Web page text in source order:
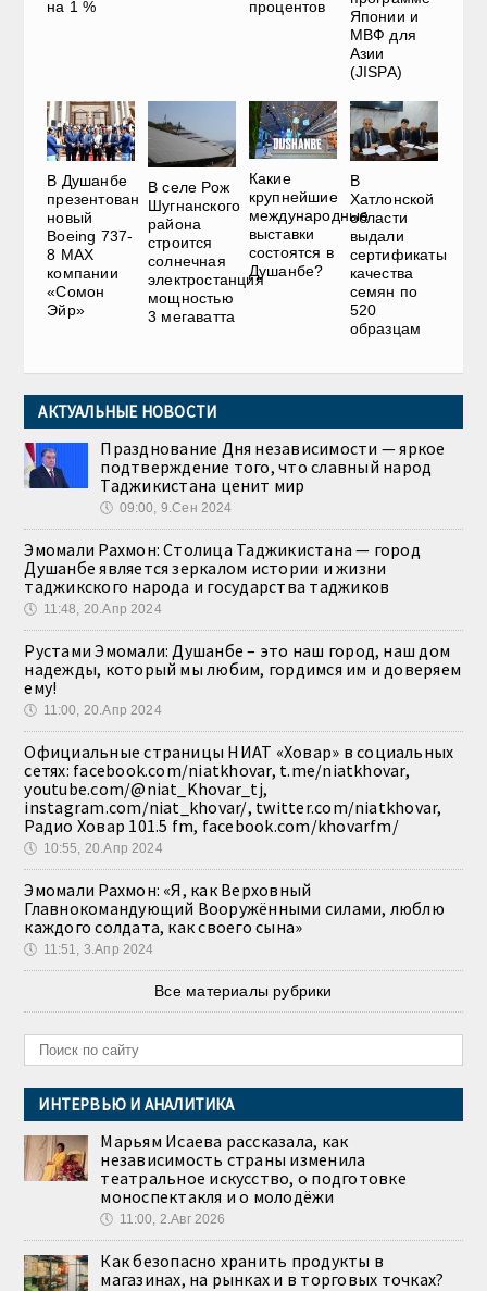
на 1 % процентов
Японии и
МВФ для
Азии
(JISPA)
В Душанбе
презентован
новый
Boeing 737-
8 MAX
компании
«Сомон
Эйр»
В селе Рож
Шугнанского
района
строится
солнечная
электростанция
мощностью
3 мегаватта
Какие
крупнейшие
международные
выставки
состоятся в
Душанбе?
В
Хатлонской
области
выдали
сертификаты
качества
семян по
520
образцам
АКТУАЛЬНЫЕ НОВОСТИ
Празднование Дня независимости — яркое
подтверждение того, что славный народ
Таджикистана ценит мир
🕔 09:00, 9.Сен 2024
Эмомали Рахмон: Столица Таджикистана — город
Душанбе является зеркалом истории и жизни
таджикского народа и государства таджиков
🕔 11:48, 20.Апр 2024
Рустами Эмомали: Душанбе – это наш город, наш дом
надежды, который мы любим, гордимся им и доверяем
ему!
🕔 11:00, 20.Апр 2024
Официальные страницы НИАТ «Ховар» в социальных
сетях: facebook.com/niatkhovar, t.me/niatkhovar,
youtube.com/@niat_Khovar_tj,
instagram.com/niat_khovar/, twitter.com/niatkhovar,
Радио Ховар 101.5 fm, facebook.com/khovarfm/
🕔 10:55, 20.Апр 2024
Эмомали Рахмон: «Я, как Верховный
Главнокомандующий Вооружёнными силами, люблю
каждого солдата, как своего сына»
🕔 11:51, 3.Апр 2024
Все материалы рубрики
ИНТЕРВЬЮ И АНАЛИТИКА
Марьям Исаева рассказала, как
независимость страны изменила
театральное искусство, о подготовке
моноспектакля и о молодёжи
🕔 11:00, 2.Авг 2026
Как безопасно хранить продукты в
магазинах, на рынках и в торговых точках?